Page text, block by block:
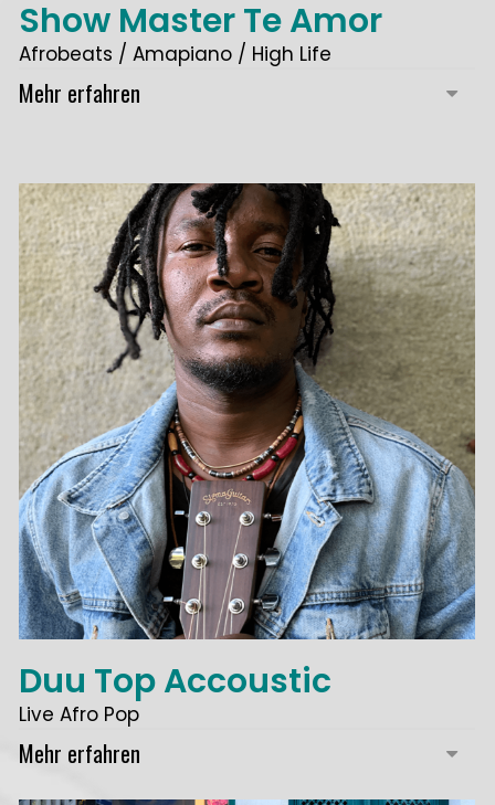
Show Master Te Amor
Afrobeats / Amapiano / High Life
Mehr erfahren
Duu Top Accoustic
Live Afro Pop
Mehr erfahren